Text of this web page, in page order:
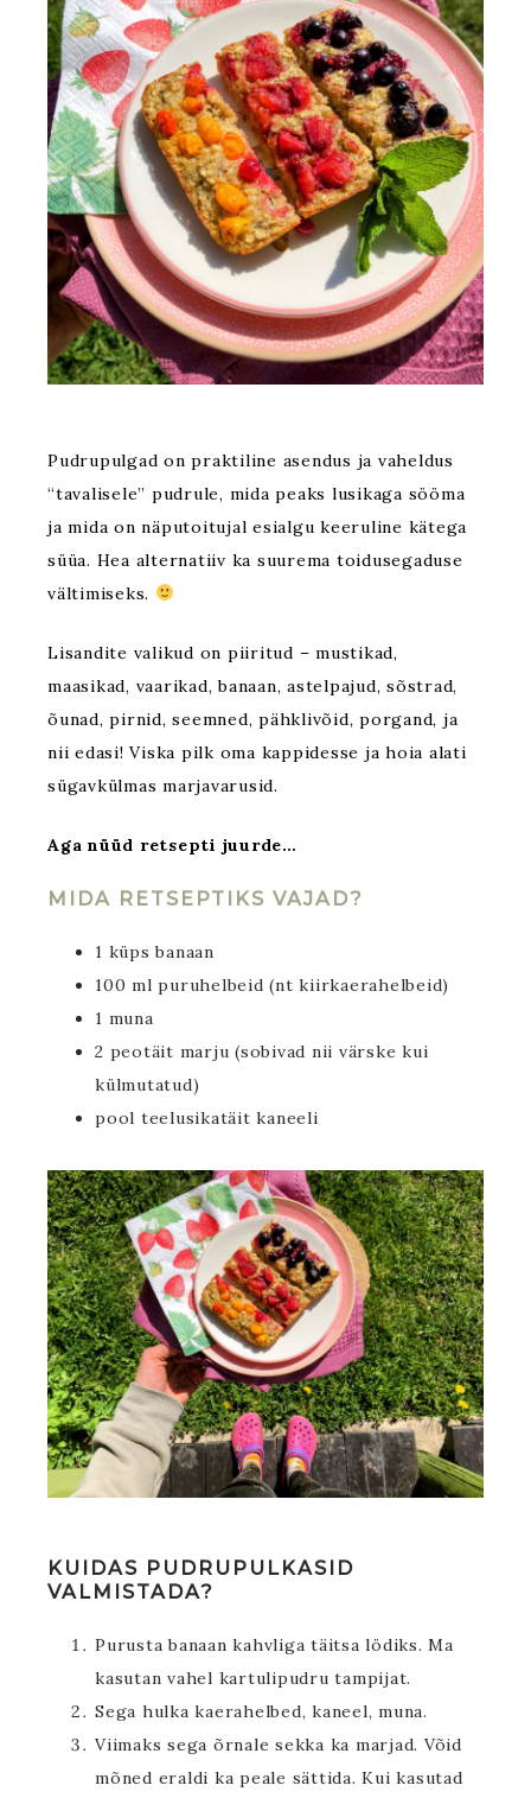
Pudrupulgad on praktiline asendus ja vaheldus
“tavalisele” pudrule, mida peaks lusikaga sööma
ja mida on näputoitujal esialgu keeruline kätega
süüa. Hea alternatiiv ka suurema toidusegaduse
vältimiseks.
Lisandite valikud on piiritud – mustikad,
maasikad, vaarikad, banaan, astelpajud, sõstrad,
õunad, pirnid, seemned, pähklivõid, porgand, ja
nii edasi! Viska pilk oma kappidesse ja hoia alati
sügavkülmas marjavarusid.
Aga nüüd retsepti juurde…
MIDA RETSEPTIKS VAJAD?
1 küps banaan
100 ml puruhelbeid (nt kiirkaerahelbeid)
1 muna
2 peotäit marju (sobivad nii värske kui
külmutatud)
pool teelusikatäit kaneeli
KUIDAS PUDRUPULKASID
VALMISTADA?
Purusta banaan kahvliga täitsa lödiks. Ma
kasutan vahel kartulipudru tampijat.
Sega hulka kaerahelbed, kaneel, muna.
Viimaks sega õrnale sekka ka marjad. Võid
mõned eraldi ka peale sättida. Kui kasutad